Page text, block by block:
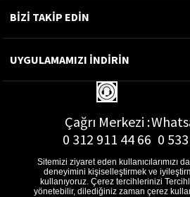
BİZİ TAKİP EDİN
UYGULAMAMIZI İNDİRİN
Çağrı Merkezi :
0 312 911 44 66 0
Sitemizi ziyaret eden kullanıcılarımızı
deneyimini kişiselleştirmek ve
kullanıyoruz. Çerez tercihlerinizi
yönetebilir, dilediğiniz zaman çerez